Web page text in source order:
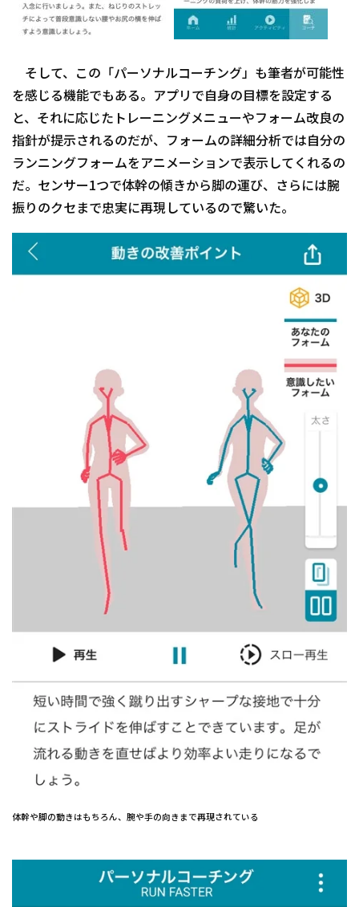
そして、この「パーソナルコーチング」も筆者が可能性
を感じる機能でもある。アプリで自身の目標を設定する
と、それに応じたトレーニングメニューやフォーム改良の
指針が提示されるのだが、フォームの詳細分析では自分の
ランニングフォームをアニメーションで表示してくれるの
だ。センサー1つで体幹の傾きから脚の運び、さらには腕
振りのクセまで忠実に再現しているので驚いた。
体幹や脚の動きはもちろん、腕や手の向きまで再現されている